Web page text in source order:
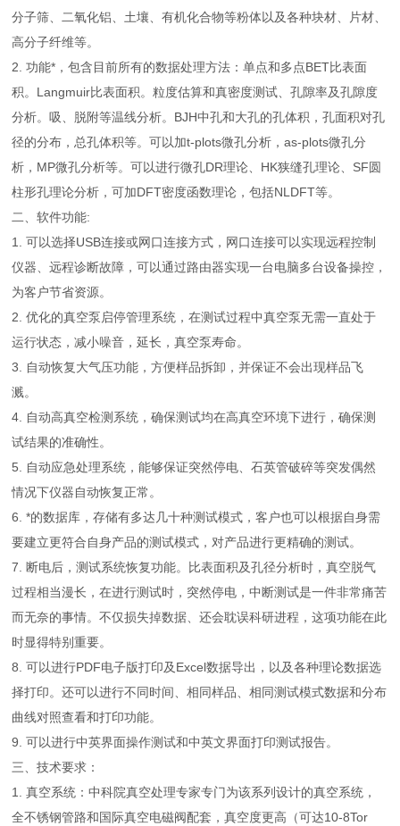
分子筛、二氧化铝、土壤、有机化合物等粉体以及各种块材、片材、
高分子纤维等。
2. 功能*，包含目前所有的数据处理方法：单点和多点BET比表面
积。Langmuir比表面积。粒度估算和真密度测试、孔隙率及孔隙度
分析。吸、脱附等温线分析。BJH中孔和大孔的孔体积，孔面积对孔
径的分布，总孔体积等。可以加t-plots微孔分析，as-plots微孔分
析，MP微孔分析等。可以进行微孔DR理论、HK狭缝孔理论、SF圆
柱形孔理论分析，可加DFT密度函数理论，包括NLDFT等。
二、软件功能:
1. 可以选择USB连接或网口连接方式，网口连接可以实现远程控制
仪器、远程诊断故障，可以通过路由器实现一台电脑多台设备操控，
为客户节省资源。
2. 优化的真空泵启停管理系统，在测试过程中真空泵无需一直处于
运行状态，减小噪音，延长，真空泵寿命。
3. 自动恢复大气压功能，方便样品拆卸，并保证不会出现样品飞
溅。
4. 自动高真空检测系统，确保测试均在高真空环境下进行，确保测
试结果的准确性。
5. 自动应急处理系统，能够保证突然停电、石英管破碎等突发偶然
情况下仪器自动恢复正常。
6. *的数据库，存储有多达几十种测试模式，客户也可以根据自身需
要建立更符合自身产品的测试模式，对产品进行更精确的测试。
7. 断电后，测试系统恢复功能。比表面积及孔径分析时，真空脱气
过程相当漫长，在进行测试时，突然停电，中断测试是一件非常痛苦
而无奈的事情。不仅损失掉数据、还会耽误科研进程，这项功能在此
时显得特别重要。
8. 可以进行PDF电子版打印及Excel数据导出，以及各种理论数据选
择打印。还可以进行不同时间、相同样品、相同测试模式数据和分布
曲线对照查看和打印功能。
9. 可以进行中英界面操作测试和中英文界面打印测试报告。
三、技术要求：
1. 真空系统：中科院真空处理专家专门为该系列设计的真空系统，
全不锈钢管路和国际真空电磁阀配套，真空度更高（可达10-8Tor